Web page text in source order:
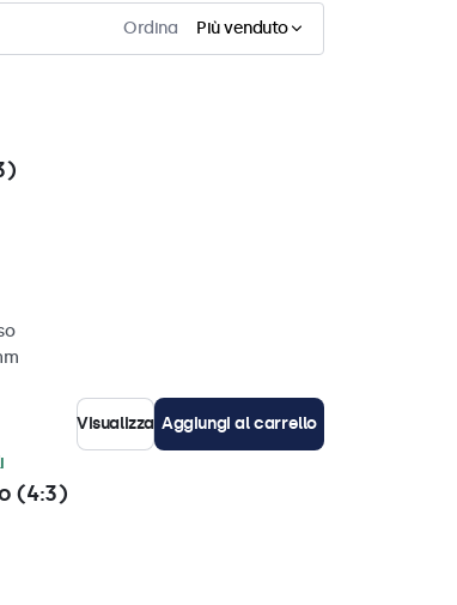
Ordina Più venduto
Visualizza Aggiungi al carrello
(4:3)